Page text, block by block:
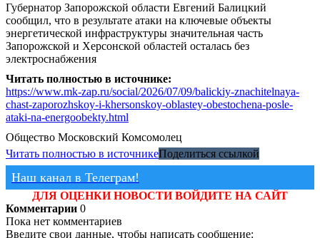
Губернатор Запорожской области Евгений Балицкий
сообщил, что в результате атаки на ключевые объекты
энергетической инфраструктуры значительная часть
Запорожской и Херсонской областей осталась без
электроснабжения
Читать полностью в источнике:
https://www.mk-zap.ru/social/2026/07/09/balickiy-znachitelnaya-
chast-zaporozhskoy-i-khersonskoy-oblastey-obestochena-posle-
ataki-na-energoobekty.html
Общество Московский Комсомолец
Читать полностью в источникеПоделиться ссылкой
Наш канал в Телеграм!
ДЛЯ ОЦЕНКИ НОВОСТИ ВОЙДИТЕ НА САЙТ
Комментарии 0
Пока нет комментариев
Введите свои данные, чтобы написать сообщение: